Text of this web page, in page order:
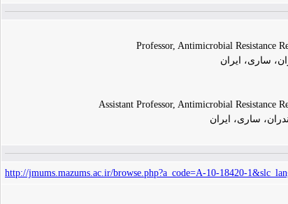
Professor, Antimicrobial Resistance
ساری، ایران
Assistant Professor, Antimicrobial Resistance
ساری، ایران
http://jmums.mazums.ac.ir/browse.php?a_code=A-10-18420-